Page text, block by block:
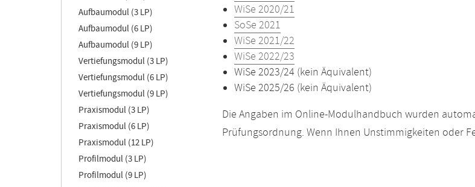
Aufbaumodul (3 LP)
Aufbaumodul (6 LP)
Aufbaumodul (9 LP)
Vertiefungsmodul (3 LP)
Vertiefungsmodul (6 LP)
Vertiefungsmodul (9 LP)
Praxismodul (3 LP)
Praxismodul (6 LP)
Praxismodul (12 LP)
Profilmodul (3 LP)
Profilmodul (9 LP)
WiSe 2020/21
SoSe 2021
WiSe 2021/22
WiSe 2022/23
WiSe 2023/24 (kein Äquivalent)
WiSe 2025/26 (kein Äquivalent)
Die Angaben im Online-Modulhandbuch wurden
Prüfungsordnung. Wenn Ihnen Unstimmigkeiten oder